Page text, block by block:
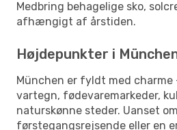
Medbring behagelige sko,
afhængigt af årstiden.
Højdepunkter i
München er fyldt med
vartegn, fødevaremarkeder,
naturskønne steder. Uanset
førstegangsrejsende eller en